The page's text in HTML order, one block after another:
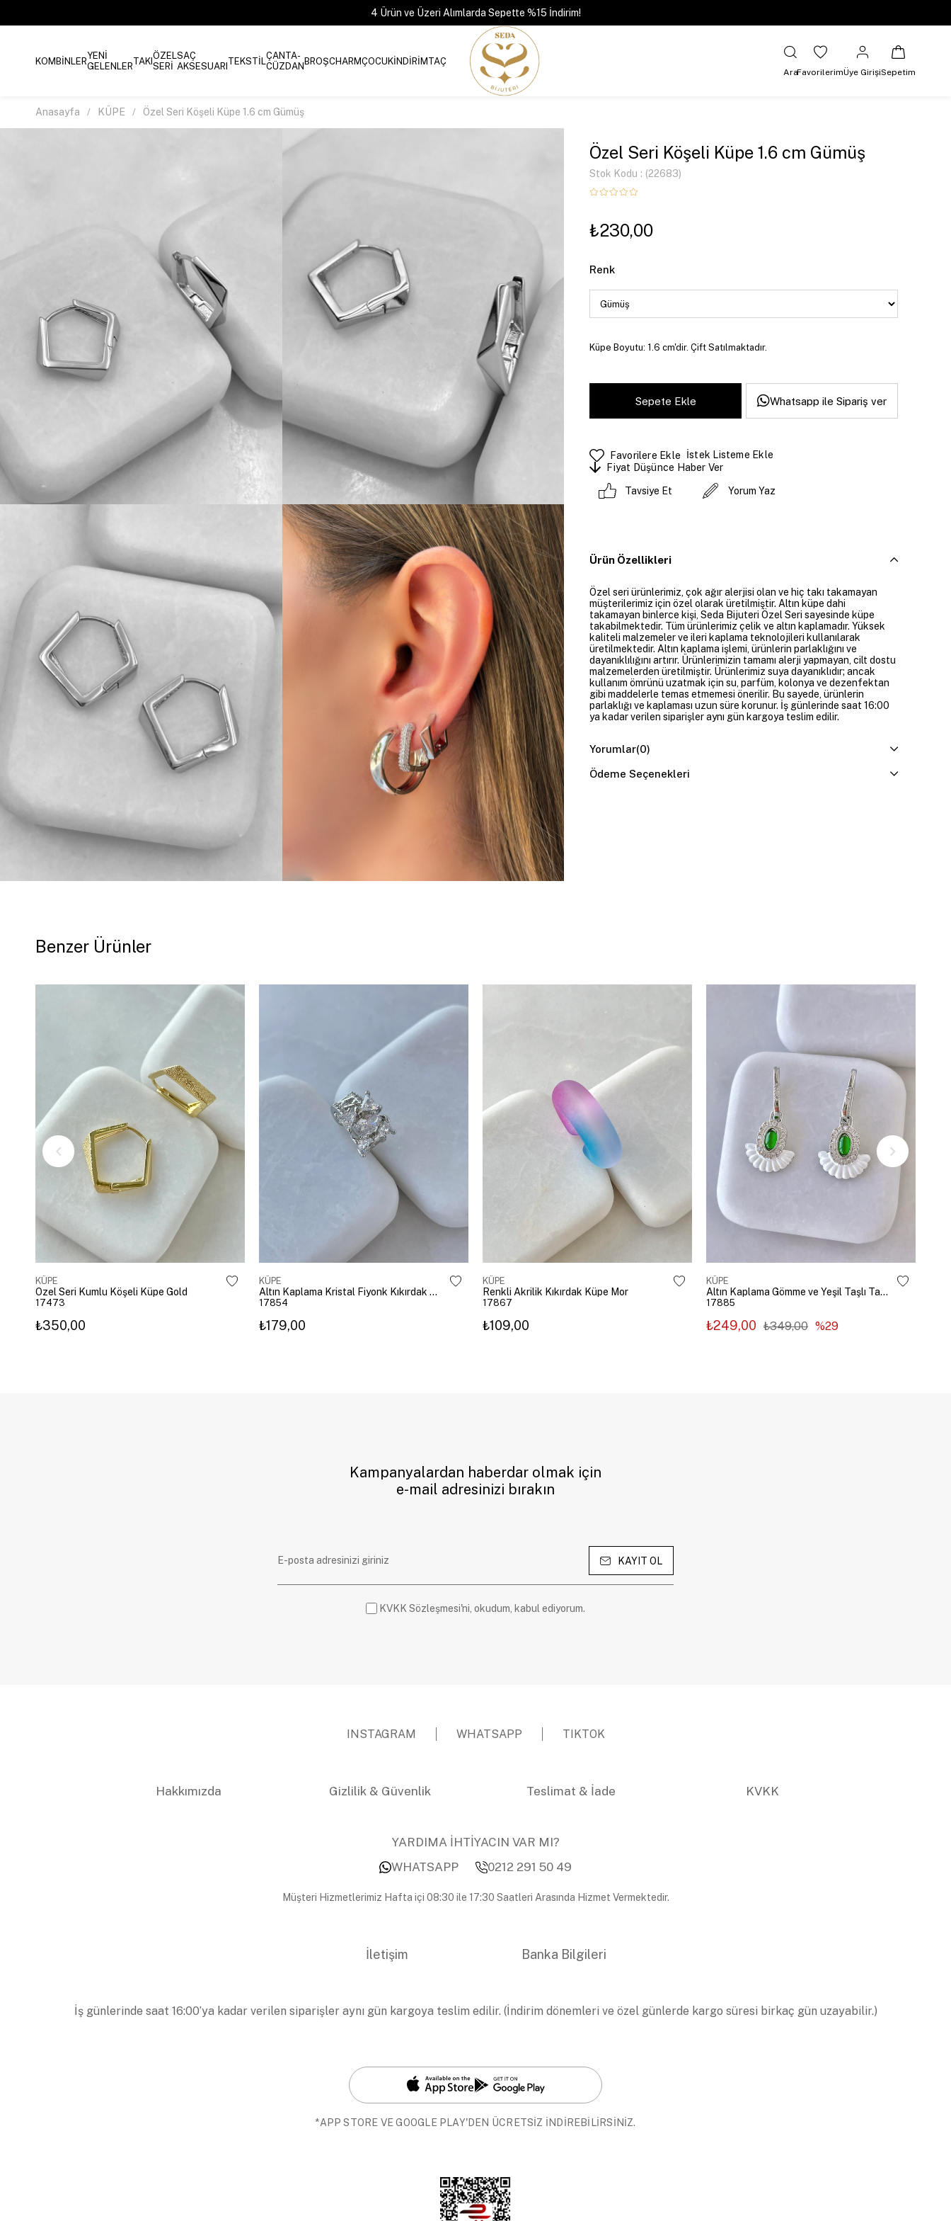
4 Ürün ve Üzeri Alımlarda Sepette %15 İndirim!
KOMBİNLERYENİ
GELENLERTAKIÖZEL
SERİ
SAÇ
AKSESUARI TEKSTİLÇANTA-
CÜZDANBROŞCHARMÇOCUKİNDİRİMTAÇ
AraFavorilerimÜye GirişiSepetim
Anasayfa KÜPE Özel Seri Köşeli Küpe 1.6 cm Gümüş
Özel Seri Köşeli Küpe 1.6 cm Gümüş
Stok Kodu (22683)
₺230,00
Renk
Küpe Boyutu: 1.6 cm'dir. Çift Satılmaktadır.
Whatsapp ile Sipariş ver
Favorilere Ekle
İstek Listeme Ekle
Fiyat Düşünce Haber Ver
Tavsiye Et Yorum Yaz
Ürün Özellikleri
Özel seri ürünlerimiz, çok ağır alerjisi olan ve hiç takı takamayan
müşterilerimiz için özel olarak üretilmiştir. Altın küpe dahi
takamayan binlerce kişi, Seda Bijuteri Özel Seri sayesinde küpe
takabilmektedir. Tüm ürünlerimiz çelik ve altın kaplamadır. Yüksek
kaliteli malzemeler ve ileri kaplama teknolojileri kullanılarak
üretilmektedir. Altın kaplama işlemi, ürünlerin parlaklığını ve
dayanıklılığını artırır. Ürünlerimizin tamamı alerji yapmayan, cilt dostu
malzemelerden üretilmiştir. Ürünlerimiz suya dayanıklıdır; ancak
kullanım ömrünü uzatmak için su, parfüm, kolonya ve dezenfektan
gibi maddelerle temas etmemesi önerilir. Bu sayede, ürünlerin
parlaklığı ve kaplaması uzun süre korunur. İş günlerinde saat 16:00
ya kadar verilen siparişler aynı gün kargoya teslim edilir.
Yorumlar(0)
Ödeme Seçenekleri
Benzer Ürünler
KÜPE
Özel Seri Kumlu Köşeli Küpe Gold
17473
₺350,00
KÜPE
Altın Kaplama Kristal Fiyonk Kıkırdak Küpe Gümüş
17854
₺179,00
KÜPE
Renkli Akrilik Kıkırdak Küpe Mor
17867
₺109,00
KÜPE
Altın Kaplama Gömme ve Yeşil Taşlı Tasarım Küpe Gümüş
17885
₺249,00 ₺349,00 %29
Kampanyalardan haberdar olmak için
e-mail adresinizi bırakın
KAYIT OL
KVKK Sözleşmesi'ni, okudum, kabul ediyorum.
INSTAGRAM WHATSAPP TIKTOK
Hakkımızda Gizlilik & Güvenlik Teslimat & İade KVKK
YARDIMA İHTİYACIN VAR MI?
WHATSAPP
0212 291 50 49
Müşteri Hizmetlerimiz Hafta içi 08:30 ile 17:30 Saatleri Arasında Hizmet Vermektedir.
İletişim Banka Bilgileri
İş günlerinde saat 16:00’ya kadar verilen siparişler aynı gün kargoya teslim edilir. (İndirim dönemleri ve özel günlerde kargo süresi birkaç gün uzayabilir.)
*APP STORE VE GOOGLE PLAY'DEN ÜCRETSİZ İNDİREBİLİRSİNİZ.